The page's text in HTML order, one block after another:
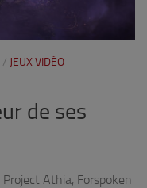
/ JEUX VIDÉO
de ses
Athia, Forspoken